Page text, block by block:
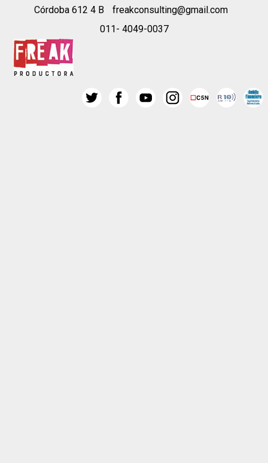
Córdoba 612 4 B
freakconsulting@gmail.com
011- 4049-0037